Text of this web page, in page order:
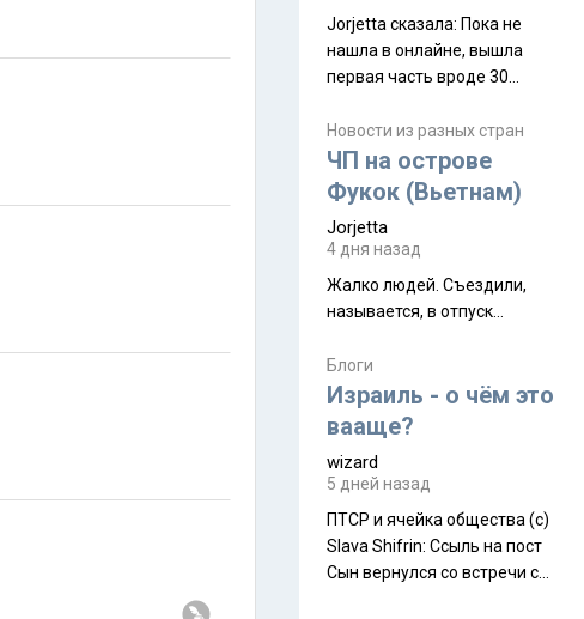
Jorjetta сказалa: Пока не
нашла в онлайне, вышла
первая часть вроде 30
Дивали 8 ноября.
Новости из разных стран
ЧП на острове
Фукок (Вьетнам)
Jorjetta
4 дня назад
Жалко людей. Съездили,
называется, в отпуск...
Блоги
Израиль - о чём это
вааще?
wizard
5 дней назад
ПТСР и ячейка общества (с)
Slava Shifrin: Ссыль на пост
Сын вернулся со встречи с